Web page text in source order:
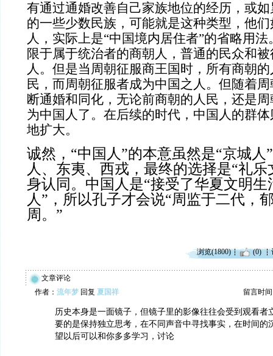
有通过通婚改善自己家族地位的经历，或
的一些少数民族，可能就是这种类型，他
人，实际上是“中国境内居住者”的省略用
限于属于统治者的商朝人，普通的民众和
人。但是当周朝征服商王国时， 所有商朝
民，而周朝征服者成为中国之人。但随着
断通婚和同化，无论前商朝的人民，还是
为中国人了。在后续的时代，中国人的群
地扩大。
诚然， “中国人 ”的本意虽然是“京城人
人、东夷、西戎， 最终的选择是“礼乐
身认同 。中国人是“接受了华夏文明
人” ， 所以孔子才会说“周监于二代，
周。 ”
浏览(1800) (0)
文章评论
作者： 流年梦 回复 夏国祥 留言时间
历史本身是一面镜子，但镜子里的影像往往会受到观看者
要的是保持独立思考，在不同声音中寻找事实，在时间的
望以后可以和你多多学习，讨论